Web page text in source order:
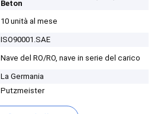
Beton
10 unità al mese
ISO90001.SAE
Nave del RO/RO, nave in serie del carico
La Germania
Putzmeister